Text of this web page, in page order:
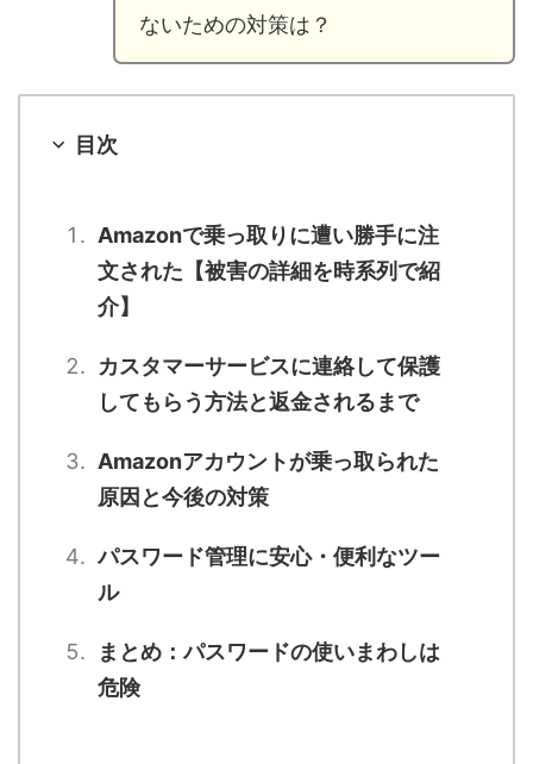
ないための対策は？
目次
Amazonで乗っ取りに遭い勝手に注
文された【被害の詳細を時系列で紹
介】
カスタマーサービスに連絡して保護
してもらう方法と返金されるまで
Amazonアカウントが乗っ取られた
原因と今後の対策
パスワード管理に安心・便利なツー
ル
まとめ：パスワードの使いまわしは
危険